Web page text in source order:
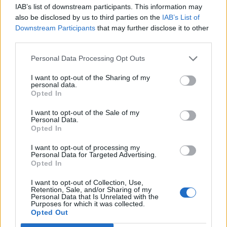
IAB’s list of downstream participants. This information may
also be disclosed by us to third parties on the IAB’s List of
Downstream Participants that may further disclose it to other
Personal Data Processing Opt Outs
I want to opt-out of the Sharing of my
personal data.
Opted In
I want to opt-out of the Sale of my
Personal Data.
Opted In
I want to opt-out of processing my
Personal Data for Targeted Advertising.
Opted In
I want to opt-out of Collection, Use,
Retention, Sale, and/or Sharing of my
Personal Data that Is Unrelated with the
Purposes for which it was collected.
Opted Out
vállalatnál: sok álláshoz még tapasztalat sem
Heti összefoglaló a Pénzcentrum legolvasottabb
cikkeiből: ezek a témák mozgatták meg leginkább az
olvasókat.